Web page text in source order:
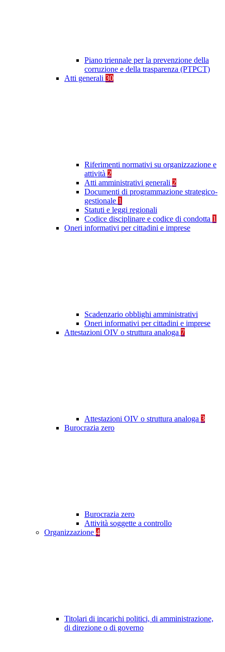
Piano triennale per la prevenzione della
corruzione e della trasparenza (PTPCT)
Atti generali 30
Riferimenti normativi su organizzazione e
attività 2
Atti amministrativi generali 2
Documenti di programmazione strategico-
gestionale 1
Statuti e leggi regionali
Codice disciplinare e codice di condotta 1
Oneri informativi per cittadini e imprese
Scadenzario obblighi amministrativi
Oneri informativi per cittadini e imprese
Attestazioni OIV o struttura analoga 7
Attestazioni OIV o struttura analoga 3
Burocrazia zero
Burocrazia zero
Attività soggette a controllo
Organizzazione 4
Titolari di incarichi politici, di amministrazione,
di direzione o di governo